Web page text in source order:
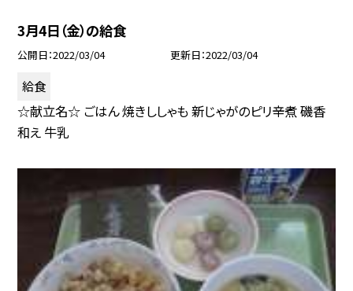
3月4日（金）の給食
公開日 2022/03/04 更新日 2022/03/04
給食
☆献立名☆ ごはん 焼きししゃも 新じゃがのピリ辛煮 磯香
和え 牛乳